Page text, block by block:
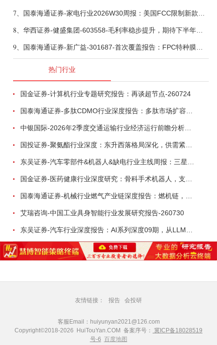
7、
8、 华西证券-健盛集团-603558-毛利率稳步提升，期待下半年无缝加速-260804
9、 国泰海通证券-新广益-301687-首次覆盖报告：FPC特种膜筑基，向“声~光~电”高阶特种材料平台跨越-260804
热门行业
国金证券-计算机行业专题研究报告：再谈超节点-260724
中银国际-2026年2季度交通运输行业经济运行前瞻分析：地缘冲突致航运和航空景气度分化，交通基础设施板块总体呈现稳健特征-260724
艾瑞咨询-中国工业具身智能行业发展研究报告-260730
友情链接： 报告 会投研
客服Email：huiyunyan2021@126.com
Copyright©2018-2026 HuiTouYan.COM 备案序号： 冀ICP备18028519
号-6 百度地图